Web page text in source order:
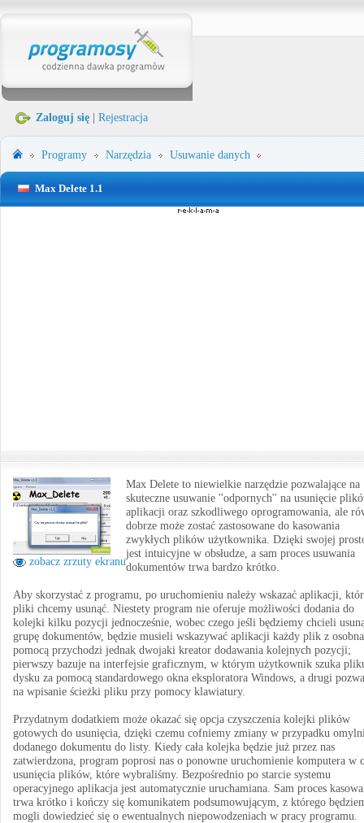
Zaloguj się Rejestracja
Programy Narzędzia Usuwanie danych
Max Delete 1.1
zobacz zrzuty ekranu
Max Delete to niewielkie narzędzie pozwalające na
skuteczne usuwanie ''odpornych'' na usunięcie
aplikacji oraz szkodliwego oprogramowania, ale
dobrze może zostać zastosowane do kasowania
zwykłych plików użytkownika. Dzięki swojej
jest intuicyjne w obsłudze, a sam proces usuwania
dokumentów trwa bardzo krótko.
Aby skorzystać z programu, po uruchomieniu należy wskazać aplikacji,
pliki chcemy usunąć. Niestety program nie oferuje możliwości dodania do
kolejki kilku pozycji jednocześnie, wobec czego jeśli będziemy chcieli
grupę dokumentów, będzie musieli wskazywać aplikacji każdy plik z
pomocą przychodzi jednak dwojaki kreator dodawania kolejnych pozycji;
pierwszy bazuje na interfejsie graficznym, w którym użytkownik szuka
dysku za pomocą standardowego okna eksploratora Windows, a drugi
na wpisanie ścieżki pliku przy pomocy klawiatury.
Przydatnym dodatkiem może okazać się opcja czyszczenia kolejki plików
gotowych do usunięcia, dzięki czemu cofniemy zmiany w przypadku
dodanego dokumentu do listy. Kiedy cała kolejka będzie już przez nas
zatwierdzona, program poprosi nas o ponowne uruchomienie komputera w
usunięcia plików, które wybraliśmy. Bezpośrednio po starcie systemu
operacyjnego aplikacja jest automatycznie uruchamiana. Sam proces
trwa krótko i kończy się komunikatem podsumowującym, z którego
mogli dowiedzieć się o ewentualnych niepowodzeniach w pracy programu.